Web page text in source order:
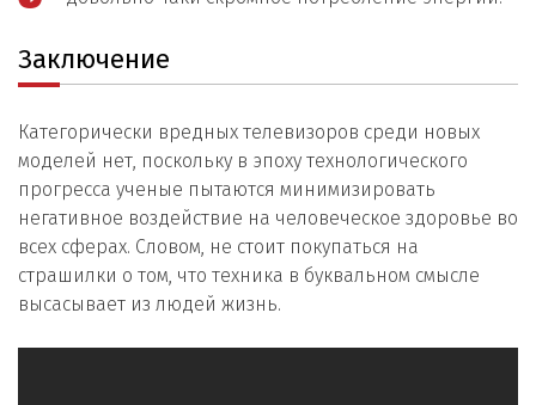
Заключение
Категорически вредных телевизоров среди новых
моделей нет, поскольку в эпоху технологического
прогресса ученые пытаются минимизировать
негативное воздействие на человеческое здоровье во
всех сферах. Словом, не стоит покупаться на
страшилки о том, что техника в буквальном смысле
высасывает из людей жизнь.